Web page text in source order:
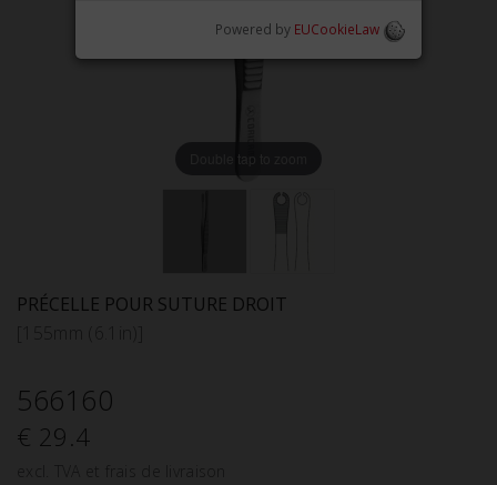
Double tap to zoom
PRÉCELLE POUR SUTURE DROIT
566160
€ 29.4
Powered by EUCookieLaw